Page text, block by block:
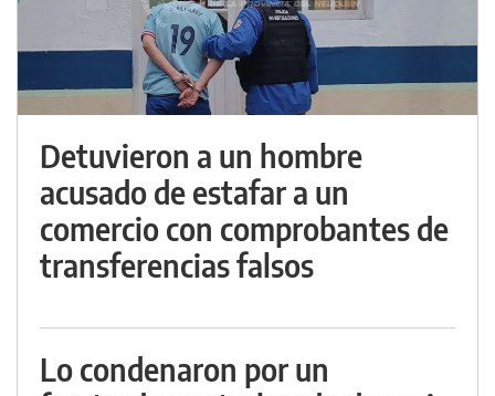
Detuvieron a un hombre
acusado de estafar a un
comercio con comprobantes de
transferencias falsos
Lo condenaron por un